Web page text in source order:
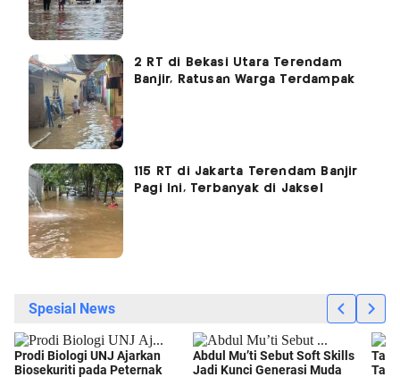
2 RT di Bekasi Utara Terendam
Banjir, Ratusan Warga Terdampak
115 RT di Jakarta Terendam Banjir
Pagi Ini, Terbanyak di Jaksel